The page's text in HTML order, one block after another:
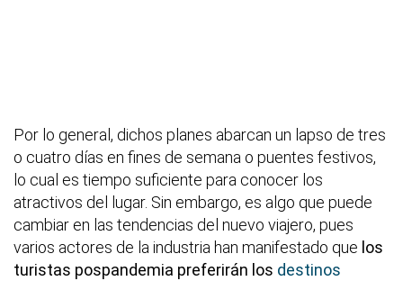
Por lo general, dichos planes abarcan un lapso de tres
o cuatro días en fines de semana o puentes festivos,
lo cual es tiempo suficiente para conocer los
atractivos del lugar. Sin embargo, es algo que puede
cambiar en las tendencias del nuevo viajero, pues
varios actores de la industria han manifestado que los
turistas pospandemia preferirán los destinos